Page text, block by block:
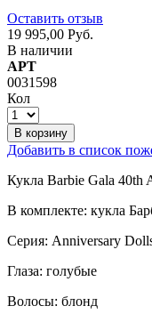
Оставить отзыв
19 995,00 Руб.
В наличии
АРТ
0031598
Кол
В корзину
Добавить в список
Кукла Barbie Gala 40th
В комплекте: кукла
Серия: Anniversary
Глаза: голубые
Волосы: блонд